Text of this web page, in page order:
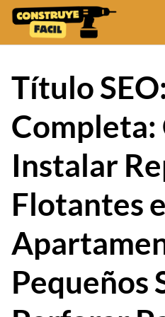
Skip
content
Título
Completa:
Instalar
Flotantes
Pequeños